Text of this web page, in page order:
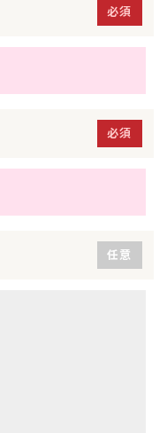
必須
必須
任意